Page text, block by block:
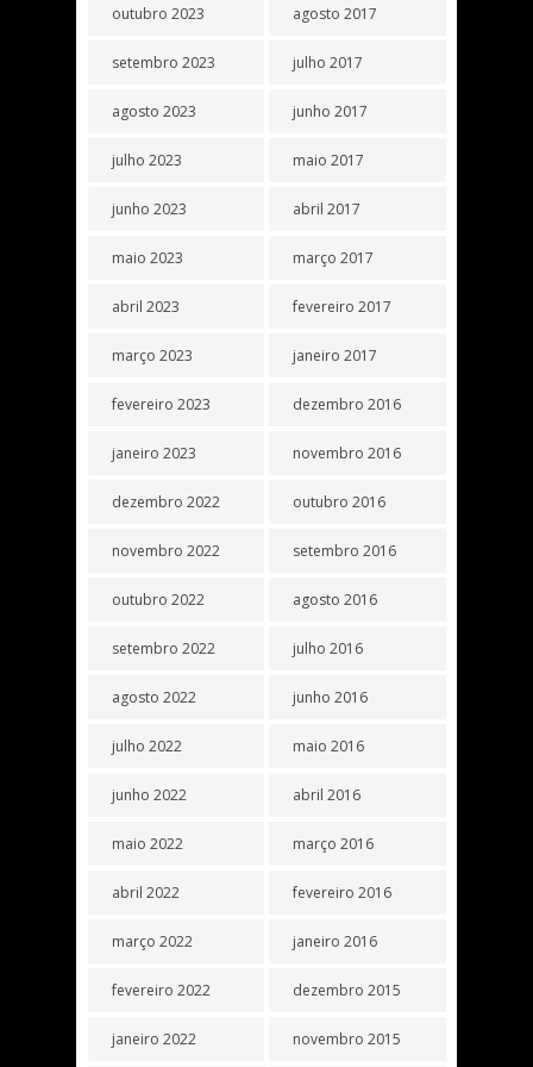
outubro 2023
setembro 2023
agosto 2023
julho 2023
junho 2023
maio 2023
abril 2023
março 2023
fevereiro 2023
janeiro 2023
dezembro 2022
novembro 2022
outubro 2022
setembro 2022
agosto 2022
julho 2022
junho 2022
maio 2022
abril 2022
março 2022
fevereiro 2022
janeiro 2022
agosto 2017
julho 2017
junho 2017
maio 2017
abril 2017
março 2017
fevereiro 2017
janeiro 2017
dezembro 2016
novembro 2016
outubro 2016
setembro 2016
agosto 2016
julho 2016
junho 2016
maio 2016
abril 2016
março 2016
fevereiro 2016
janeiro 2016
dezembro 2015
novembro 2015